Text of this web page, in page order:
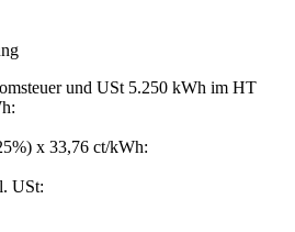
und USt 5.250 kWh im HT
x 33,76 ct/kWh:
USt: